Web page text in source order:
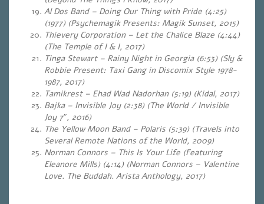
Al Dos Band – Doing Our Thing with Pride (4:25)
(1977) (Psychemagik Presents: Magik Sunset, 2015)
Thievery Corporation – Let the Chalice Blaze (4:44)
(The Temple of I & I, 2017)
Tinga Stewart – Rainy Night in Georgia (6:53) (Sly &
Robbie Present: Taxi Gang in Discomix Style 1978-
1987, 2017)
Tamikrest – Ehad Wad Nadorhan (5:19) (Kidal, 2017)
Bajka – Invisible Joy (2:38) (The World / Invisible
Joy 7″, 2016)
The Yellow Moon Band – Polaris (5:39) (Travels into
Several Remote Nations of the World, 2009)
Norman Connors – This Is Your Life (Featuring
Eleanore Mills) (4:14) (Norman Connors – Valentine
Love. The Buddah. Arista Anthology, 2017)